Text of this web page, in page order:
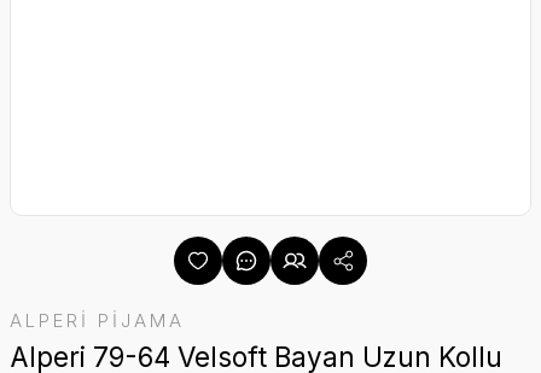
ALPERİ PİJAMA
Alperi 79-64 Velsoft Bayan Uzun Kollu